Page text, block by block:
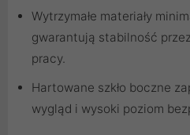
Wytrzymałe materiały
gwarantują stabilność
pracy.
Hartowane szkło boczne
wygląd i wysoki poziom